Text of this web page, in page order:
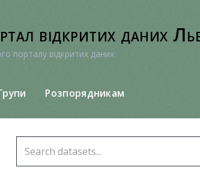
відкритих даних
порталу відкритих даних
Розпорядникам